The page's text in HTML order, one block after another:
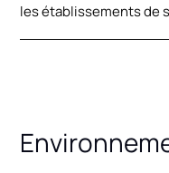
les établissements de